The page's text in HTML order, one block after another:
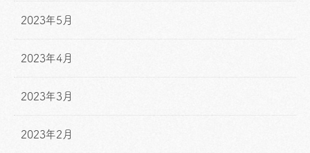
2023年5月
2023年4月
2023年3月
2023年2月